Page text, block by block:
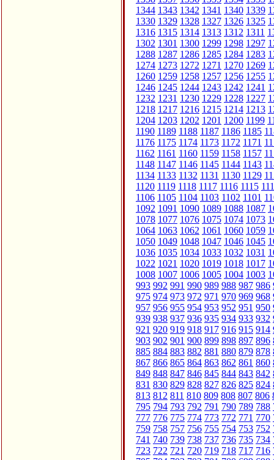
1344 1343 1342 1341 1340 1339
1330 1329 1328 1327 1326 1325
1316 1315 1314 1313 1312 1311
1302 1301 1300 1299 1298 1297
1288 1287 1286 1285 1284 1283
1274 1273 1272 1271 1270 1269
1260 1259 1258 1257 1256 1255
1246 1245 1244 1243 1242 1241
1232 1231 1230 1229 1228 1227
1218 1217 1216 1215 1214 1213
1204 1203 1202 1201 1200 1199
1190 1189 1188 1187 1186 1185
1176 1175 1174 1173 1172 1171
1162 1161 1160 1159 1158 1157
1148 1147 1146 1145 1144 1143
1134 1133 1132 1131 1130 1129
1120 1119 1118 1117 1116 1115
1106 1105 1104 1103 1102 1101
1092 1091 1090 1089 1088 1087
1078 1077 1076 1075 1074 1073
1064 1063 1062 1061 1060 1059
1050 1049 1048 1047 1046 1045
1036 1035 1034 1033 1032 1031
1022 1021 1020 1019 1018 1017
1008 1007 1006 1005 1004 1003
993 992 991 990 989 988 987 986
975 974 973 972 971 970 969 968
957 956 955 954 953 952 951 950
939 938 937 936 935 934 933 932
921 920 919 918 917 916 915 914
903 902 901 900 899 898 897 896
885 884 883 882 881 880 879 878
867 866 865 864 863 862 861 860
849 848 847 846 845 844 843 842
831 830 829 828 827 826 825 824
813 812 811 810 809 808 807 806
795 794 793 792 791 790 789 788
777 776 775 774 773 772 771 770
759 758 757 756 755 754 753 752
741 740 739 738 737 736 735 734
723 722 721 720 719 718 717 716